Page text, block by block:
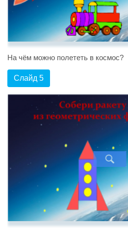
На чём можно полететь в космос?
Слайд 5